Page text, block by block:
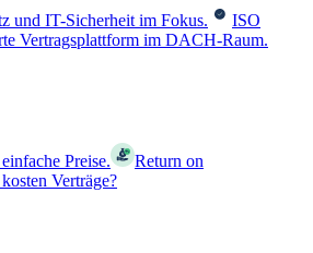
und IT-Sicherheit im Fokus.
ISO
Vertragsplattform im DACH-Raum.
Preise.
Return on
Verträge?